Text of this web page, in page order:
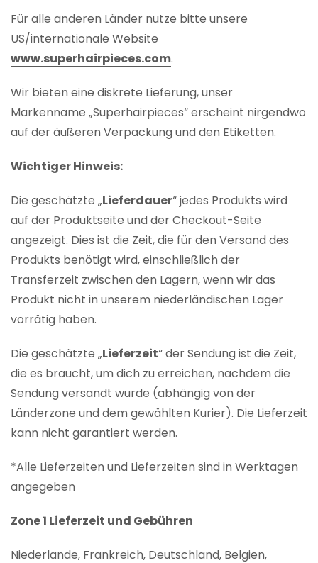
Für alle anderen Länder nutze bitte unsere
US/internationale Website
www.superhairpieces.com.
Wir bieten eine diskrete Lieferung, unser
Markenname „Superhairpieces“ erscheint nirgendwo
auf der äußeren Verpackung und den Etiketten.
Wichtiger Hinweis:
Die geschätzte „Lieferdauer“ jedes Produkts wird
auf der Produktseite und der Checkout-Seite
angezeigt. Dies ist die Zeit, die für den Versand des
Produkts benötigt wird, einschließlich der
Transferzeit zwischen den Lagern, wenn wir das
Produkt nicht in unserem niederländischen Lager
vorrätig haben.
Die geschätzte „Lieferzeit“ der Sendung ist die Zeit,
die es braucht, um dich zu erreichen, nachdem die
Sendung versandt wurde (abhängig von der
Länderzone und dem gewählten Kurier). Die Lieferzeit
kann nicht garantiert werden.
*Alle Lieferzeiten und Lieferzeiten sind in Werktagen
angegeben
Zone 1 Lieferzeit und Gebühren
Niederlande, Frankreich, Deutschland, Belgien,